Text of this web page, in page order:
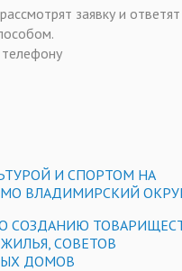
заявку и ответят
И СПОРТОМ НА
ВЛАДИМИРСКИЙ
СОЗДАНИЮ
СОВЕТОВ
ДОМОВ